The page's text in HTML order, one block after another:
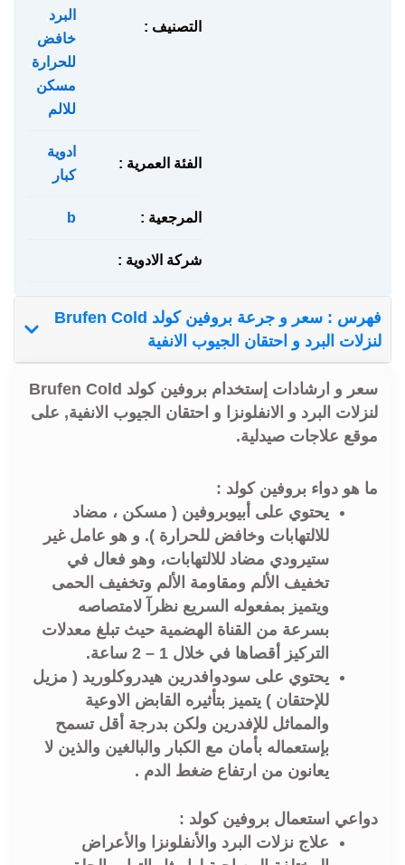
التصنيف :
البرد
خافض
للحرارة
مسكن
للالم
الفئة العمرية :
ادوية
كبار
المرجعية : b
شركة الادوية :
فهرس : سعر و جرعة بروفين كولد Brufen Cold
لنزلات البرد و احتقان الجيوب الانفية
سعر و ارشادات إستخدام بروفين كولد Brufen Cold
لنزلات البرد و الانفلونزا و احتقان الجيوب الانفية, على
موقع علاجات صيدلية.
ما هو دواء بروفين كولد :
يحتوي على أبيوبروفين ( مسكن ، مضاد
للالتهابات وخافض للحرارة ). و هو عامل غير
ستيرودي مضاد للالتهابات، وهو فعال في
تخفيف الألم ومقاومة الألم وتخفيف الحمى
ويتميز بمفعوله السريع نظرآ لامتصاصه
بسرعة من القناة الهضمية حيث تبلغ معدلات
التركيز أقصاها في خلال 1 – 2 ساعة.
يحتوي على سودوافدرين هيدروكلوريد ( مزيل
للإحتقان ) يتميز بتأثيره القابض الاوعية
والمماثل للإفدرين ولكن بدرجة أقل تسمح
بإستعماله بأمان مع الكبار والبالغين والذين لا
يعانون من ارتفاع ضغط الدم .
دواعي استعمال بروفين كولد :
علاج نزلات البرد والأنفلونزا والأعراض